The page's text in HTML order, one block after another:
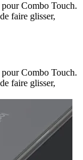
Combo Touch.
faire glisser,
Combo Touch.
faire glisser,